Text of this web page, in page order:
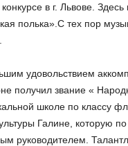
в г. Львове.
полька».С тех пор
удовольствием
получил звание «
школе по классу
Галине, которую
руководителем.